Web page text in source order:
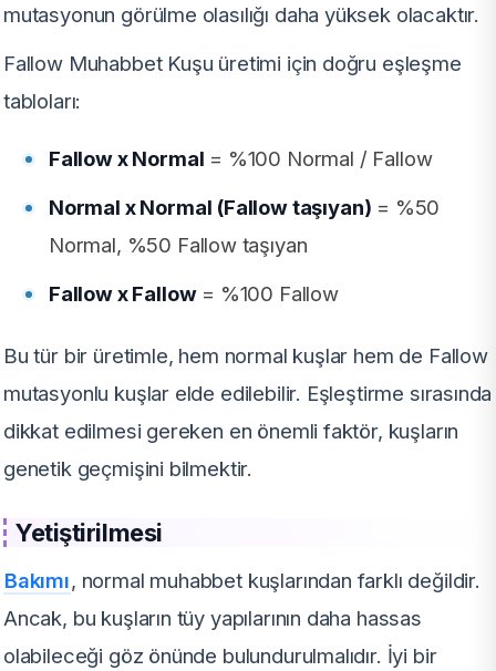
mutasyonun görülme olasılığı daha yüksek olacaktır.
Fallow Muhabbet Kuşu üretimi için doğru eşleşme
tabloları:
Fallow x Normal = %100 Normal / Fallow
Normal x Normal (Fallow taşıyan) = %50
Normal, %50 Fallow taşıyan
Fallow x Fallow= %100 Fallow
Bu tür bir üretimle, hem normal kuşlar hem de Fallow
mutasyonlu kuşlar elde edilebilir. Eşleştirme sırasında
dikkat edilmesi gereken en önemli faktör, kuşların
genetik geçmişini bilmektir.
Yetiştirilmesi
Bakımı, normal muhabbet kuşlarından farklı değildir.
Ancak, bu kuşların tüy yapılarının daha hassas
olabileceği göz önünde bulundurulmalıdır. İyi bir